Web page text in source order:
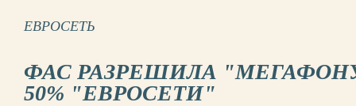
ЕВРОСЕТЬ
ФАС РАЗРЕШИЛА
50% "ЕВРОСЕТИ"